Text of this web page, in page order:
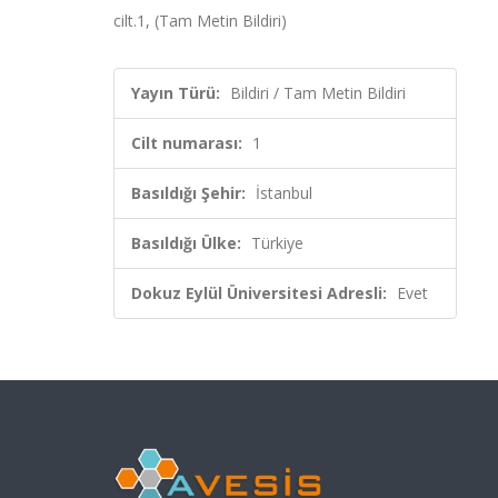
cilt.1, (Tam Metin Bildiri)
Yayın Türü: Bildiri / Tam Metin Bildiri
Cilt numarası: 1
Basıldığı Şehir: İstanbul
Basıldığı Ülke: Türkiye
Dokuz Eylül Üniversitesi Adresli: Evet